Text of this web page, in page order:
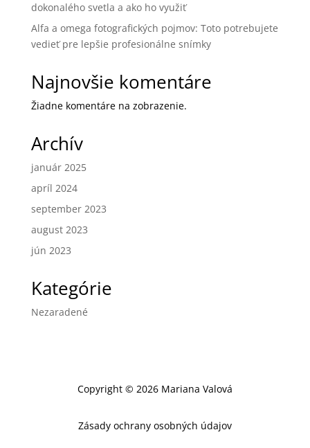
dokonalého svetla a ako ho využiť
Alfa a omega fotografických pojmov: Toto potrebujete
vedieť pre lepšie profesionálne snímky
Najnovšie komentáre
Žiadne komentáre na zobrazenie.
Archív
január 2025
apríl 2024
september 2023
august 2023
jún 2023
Kategórie
Nezaradené
Copyright © 2026Mariana Valová
Zásady ochrany osobných údajov